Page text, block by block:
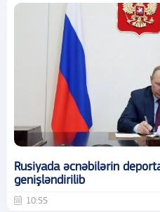
Rusiyada əcnəbilərin
genişləndirilib
10:55